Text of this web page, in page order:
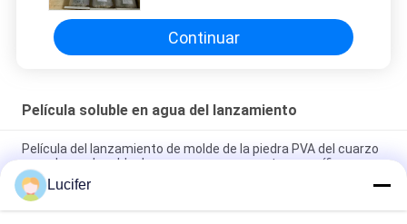
Continuar
Película soluble en agua del lanzamiento
Película del lanzamiento de molde de la piedra PVA del cuarzo
pegada en el molde de goma con pegamento específico
Película de liberación de PVA de 1850 mmx1000 mx38
micrones para losas de piedra de cuarzo
Lucifer